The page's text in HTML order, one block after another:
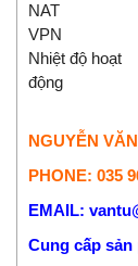
NAT
VPN
Nhiệt độ hoạt
động
NGUYỄN
PHONE: 035
EMAIL:
Cung cấp